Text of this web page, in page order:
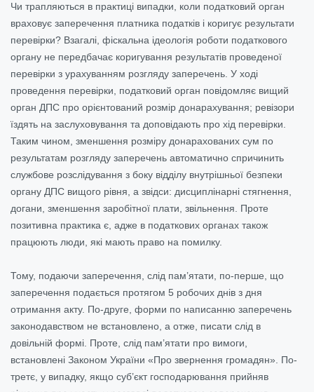
Чи трапляються в практиці випадки, коли податковий орган
враховує заперечення платника податків і коригує результати
перевірки? Взагалі, фіскальна ідеологія роботи податкового
органу не передбачає коригування результатів проведеної
перевірки з урахуванням розгляду заперечень. У ході
проведення перевірки, податковий орган повідомляє вищий
орган ДПС про орієнтований розмір донарахування; ревізори
їздять на заслуховування та доповідають про хід перевірки.
Таким чином, зменшення розміру донарахованих сум по
результатам розгляду заперечень автоматично спричинить
службове розслідування з боку відділу внутрішньої безпеки
органу ДПС вищого рівня, а звідси: дисциплінарні стягнення,
догани, зменшення заробітної плати, звільнення. Проте
позитивна практика є, адже в податкових органах також
працюють люди, які мають право на помилку.
Тому, подаючи заперечення, слід пам’ятати, по-перше, що
заперечення подається протягом 5 робочих днів з дня
отримання акту. По-друге, форми по написанню заперечень
законодавством не встановлено, а отже, писати слід в
довільній формі. Проте, слід пам’ятати про вимоги,
встановлені Законом України «Про звернення громадян». По-
третє, у випадку, якщо суб’єкт господарювання прийняв